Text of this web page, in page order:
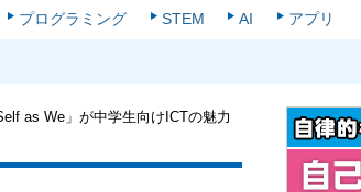
プログラミング STEM AI アプリ
as We」が中学生向けICTの魅力